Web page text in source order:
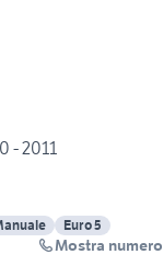
- 2011
Euro 5
Mostra numero